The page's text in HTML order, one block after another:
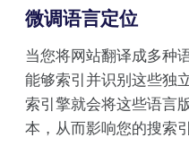
微调语言定位
当您将网站翻译成多种
能够索引并识别这些独
索引擎就会将这些语言
本，从而影响您的搜索